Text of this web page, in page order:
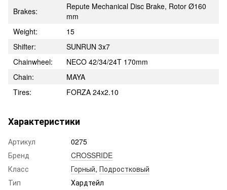
Brakes:
Repute Mechanical Disc Brake, Rotor Ø160
mm
Weight:
15
Shifter:
SUNRUN 3х7
Chainwheel:
NECO 42/34/24T 170mm
Chain:
MAYA
Tires:
FORZA 24x2.10
Характеристики
Артикул
0275
Бренд
CROSSRIDE
Класс
Горный, Подростковый
Тип
Хардтейл